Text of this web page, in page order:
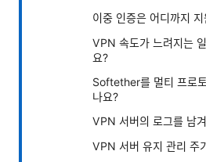
이중 인증은 어디까지
VPN 속도가 느려지는
요?
Softether를 멀티 프로
나요?
VPN 서버의 로그를 남
VPN 서버 유지 관리 주